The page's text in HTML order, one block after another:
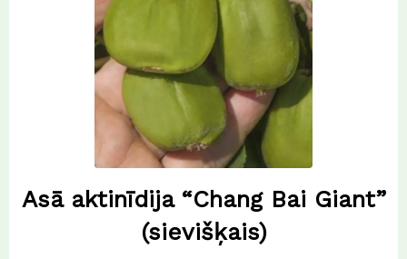
Asā aktinīdija “Chang Bai Giant”
(sievišķais)